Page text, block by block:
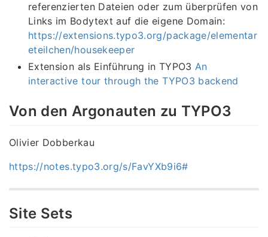
referenzierten Dateien oder zum überprüfen von
Links im Bodytext auf die eigene Domain:
https://extensions.typo3.org/package/elementar
eteilchen/housekeeper
Extension als Einführung in TYPO3 An
interactive tour through the TYPO3 backend
Von den Argonauten zu TYPO3
Olivier Dobberkau
https://notes.typo3.org/s/FavYXb9i6#
Site Sets